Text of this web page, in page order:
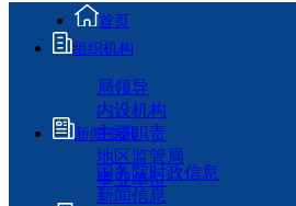
首页
组织机构
局领导
内设机构
主要职责
地区监管局
事业单位
新闻资讯
国务院时政信息
新闻信息